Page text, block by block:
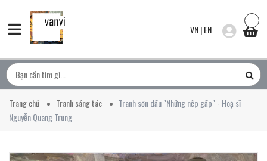
VN|EN
Trang chủ Tranh sáng tác
Tranh sơn dầu "Những nếp gấp" - Hoạ sĩ
Nguyễn Quang Trung